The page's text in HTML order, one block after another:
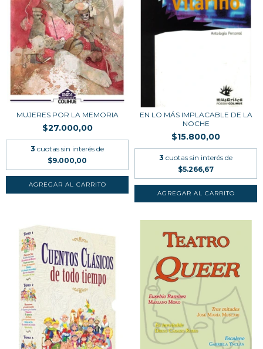
MUJERES POR LA MEMORIA
$27.000,00
3 cuotas sin interés de
$9.000,00
EN LO MÁS IMPLACABLE DE LA
NOCHE
$15.800,00
3 cuotas sin interés de
$5.266,67